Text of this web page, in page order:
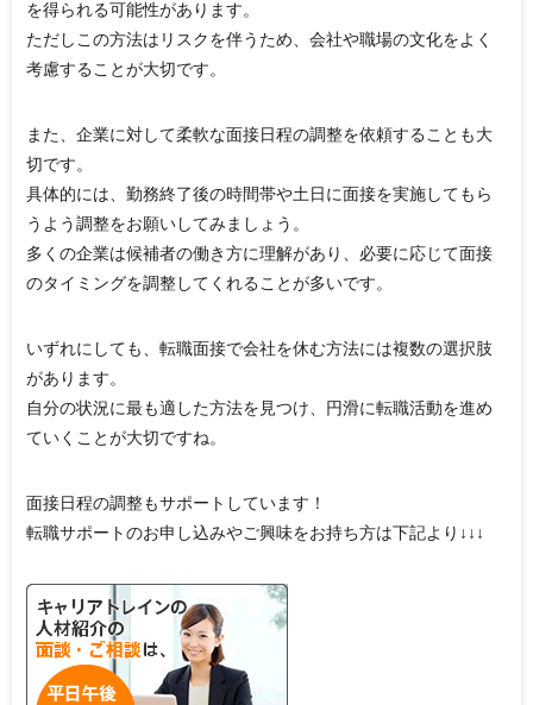
を得られる可能性があります。
ただしこの方法はリスクを伴うため、会社や職場の文化をよく
考慮することが大切です。
また、企業に対して柔軟な面接日程の調整を依頼することも大
切です。
具体的には、勤務終了後の時間帯や土日に面接を実施してもら
うよう調整をお願いしてみましょう。
多くの企業は候補者の働き方に理解があり、必要に応じて面接
のタイミングを調整してくれることが多いです。
いずれにしても、転職面接で会社を休む方法には複数の選択肢
があります。
自分の状況に最も適した方法を見つけ、円滑に転職活動を進め
ていくことが大切ですね。
面接日程の調整もサポートしています！
転職サポートのお申し込みやご興味をお持ち方は下記より↓↓↓